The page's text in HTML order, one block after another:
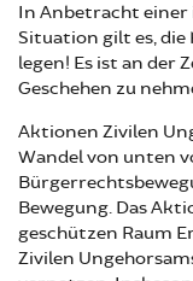
In Anbetracht
Situation gilt es, die
legen! Es ist an der
Geschehen zu
Aktionen Zivilen
Wandel von unten
Bewegung. Das
geschützen Raum
Zivilen